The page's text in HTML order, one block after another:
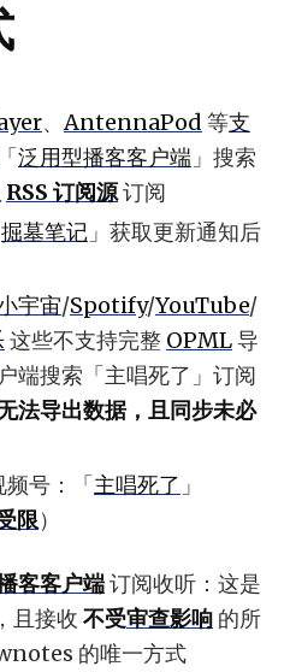
、AntennaPod 等支
「泛用型播客客户端 」搜索
RSS 订阅源订阅
掘墓笔记 」获取更新通知后
宇宙/Spotify/YouTube/
这些不支持完整 OPML导
端搜索「主唱死了」订阅
法导出数据，且同步未必
号：「主唱死了 」
限）
客客户端订阅收听：这是
且接收 不受审查影响 的所
的唯一方式